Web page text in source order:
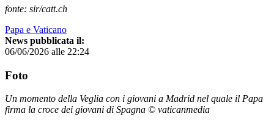
fonte: sir/catt.ch
Papa e Vaticano
News pubblicata il:
06/06/2026 alle 22:24
Foto
Un momento della Veglia con i giovani a Madrid nel quale il Papa
firma la croce dei giovani di Spagna © vaticanmedia